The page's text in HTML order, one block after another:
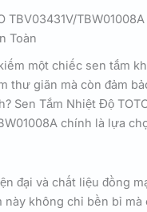
TBV03431V/
Toàn
một chiếc sen tắm
thư giãn mà còn đảm
Sen Tắm Nhiệt Độ
chính là lựa
đại và chất liệu đồng
này không chỉ bền bỉ mà